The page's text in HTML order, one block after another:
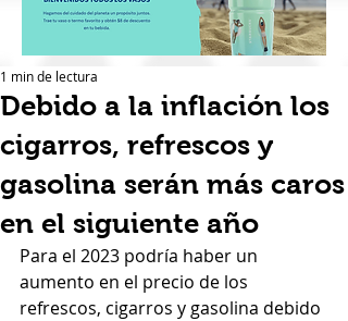
Debido a la inflación los
cigarros, refrescos y
gasolina serán más caros
en el siguiente año
1 min de lectura
Para el 2023 podría haber un
aumento en el precio de los
refrescos, cigarros y gasolina debido